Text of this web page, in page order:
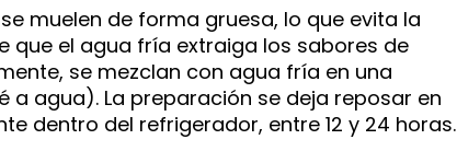
muelen de forma gruesa, lo que evita la
que el agua fría extraiga los sabores de
se mezclan con agua fría en una
a agua). La preparación se deja reposar en
dentro del refrigerador, entre 12 y 24 horas.